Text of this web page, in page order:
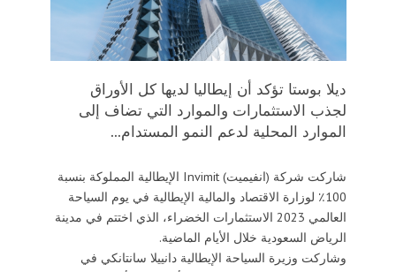
ديلا بوستا تؤكد أن إيطاليا لديها كل الأوراق
لجذب الاستثمارات والموارد التي تضاف إلى
الموارد المحلية لدعم النمو المستدام...
شاركت شركة (انفيميت) Invimit الإيطالية المملوكة بنسبة
100٪ لوزارة الاقتصاد والمالية الإيطالية في يوم السياحة
العالمي 2023 الاستثمارات الخضراء، الذي اختتم في مدينة
الرياض السعودية خلال الأيام الماضية.
وشاركت وزيرة السياحة الإيطالية دانييلا سانتانكي في